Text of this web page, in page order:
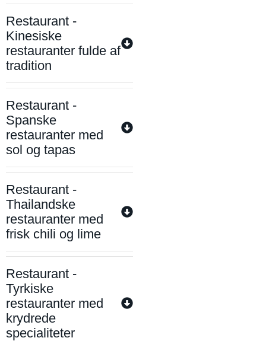
Restaurant -
Kinesiske
restauranter fulde af
tradition
Restaurant -
Spanske
restauranter med
sol og tapas
Restaurant -
Thailandske
restauranter med
frisk chili og lime
Restaurant -
Tyrkiske
restauranter med
krydrede
specialiteter